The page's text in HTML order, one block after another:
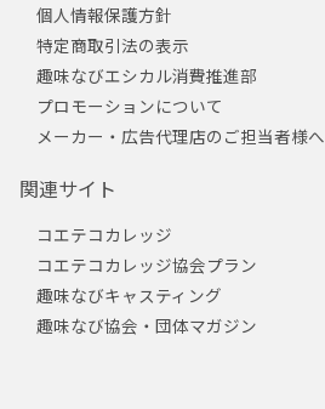
個人情報保護方針
特定商取引法の表示
趣味なびエシカル消費推進部
プロモーションについて
メーカー・広告代理店のご担当者様へ
関連サイト
コエテコカレッジ
コエテコカレッジ協会プラン
趣味なびキャスティング
趣味なび協会・団体マガジン